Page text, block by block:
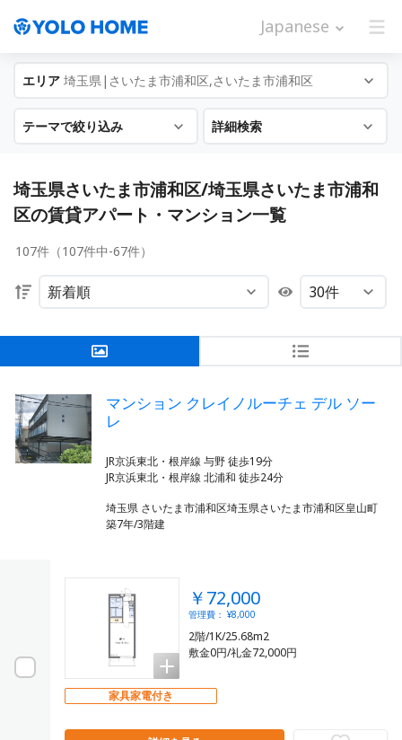
Japanese
エリア 埼玉県|さいたま市浦和区,さいたま市浦和区
テーマで絞り込み 詳細検索
埼玉県さいたま市浦和区/埼玉県さいたま市浦和
区の賃貸アパート・マンション一覧
107件（107件中-67件）
マンション クレイノルーチェ デル ソー
レ
JR京浜東北・根岸線 与野 徒歩19分
埼玉県 さいたま市浦和区埼玉県さいたま市浦和区皇山町
築7年/3階建
￥72,000
管理費： ¥8,000
2階/1K/25.68m2
敷金0円/礼金72,000円
家具家電付き